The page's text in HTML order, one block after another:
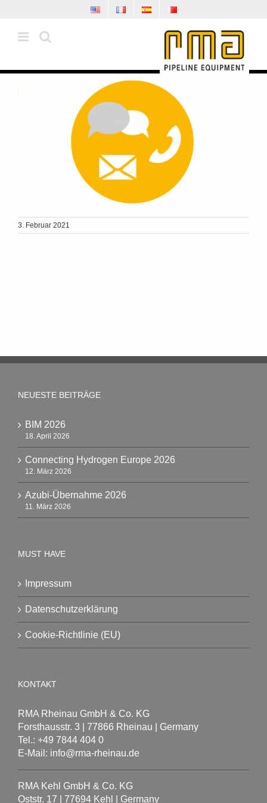
Inhalt
springen
3. Februar 2021
NEUESTE BEITRÄGE
BIM 2026
18. April 2026
Connecting Hydrogen Europe 2026
12. März 2026
Azubi-Übernahme 2026
11. März 2026
MUST HAVE
Impressum
Datenschutzerklärung
Cookie-Richtlinie (EU)
KONTAKT
RMA Rheinau GmbH & Co. KG
Forsthausstr. 3 | 77866 Rheinau | Germany
Tel.: +49 7844 404 0
E-Mail: info@rma-rheinau.de
RMA Kehl GmbH & Co. KG
Oststr. 17 | 77694 Kehl | Germany